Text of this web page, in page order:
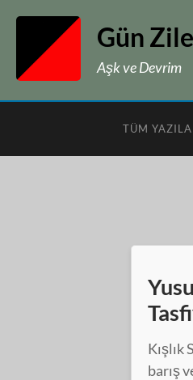
Gün
Aşk ve Devrim
TÜM
barış